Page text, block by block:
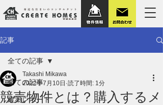
記事
全ての記事
建築レポート
全ての記事
競売物件とは？購入するメ
Takashi Mikawa
2022年7月10日 読了時間: 1分